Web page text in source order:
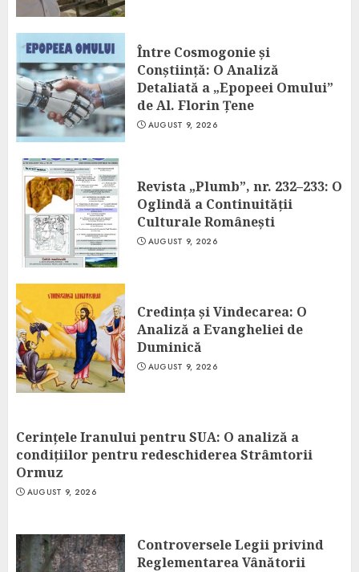
Între Cosmogonie și
Conștiință: O Analiză
Detaliată a „Epopeei Omului”
de Al. Florin Țene
AUGUST 9, 2026
Revista „Plumb”, nr. 232–233: O
Oglindă a Continuității
Culturale Românești
AUGUST 9, 2026
Credința și Vindecarea: O
Analiză a Evangheliei de
Duminică
AUGUST 9, 2026
Cerințele Iranului pentru SUA: O analiză a
condițiilor pentru redeschiderea Strâmtorii
Ormuz
AUGUST 9, 2026
Controversele Legii privind
Reglementarea Vânătorii